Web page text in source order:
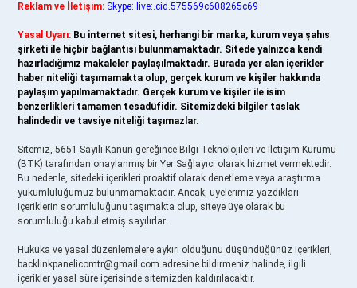
Reklam ve İletişim: Skype: live:.cid.575569c608265c69
Yasal Uyarı: Bu internet sitesi, herhangi bir marka, kurum veya şahıs
şirketi ile hiçbir bağlantısı bulunmamaktadır. Sitede yalnızca kendi
hazırladığımız makaleler paylaşılmaktadır. Burada yer alan içerikler
haber niteliği taşımamakta olup, gerçek kurum ve kişiler hakkında
paylaşım yapılmamaktadır. Gerçek kurum ve kişiler ile isim
benzerlikleri tamamen tesadüfidir. Sitemizdeki bilgiler taslak
halindedir ve tavsiye niteliği taşımazlar.
Sitemiz, 5651 Sayılı Kanun gereğince Bilgi Teknolojileri ve İletişim Kurumu
(BTK) tarafından onaylanmış bir Yer Sağlayıcı olarak hizmet vermektedir.
Bu nedenle, sitedeki içerikleri proaktif olarak denetleme veya araştırma
yükümlülüğümüz bulunmamaktadır. Ancak, üyelerimiz yazdıkları
içeriklerin sorumluluğunu taşımakta olup, siteye üye olarak bu
sorumluluğu kabul etmiş sayılırlar.
Hukuka ve yasal düzenlemelere aykırı olduğunu düşündüğünüz içerikleri,
backlinkpanelicomtr@gmail.com adresine bildirmeniz halinde, ilgili
içerikler yasal süre içerisinde sitemizden kaldırılacaktır.